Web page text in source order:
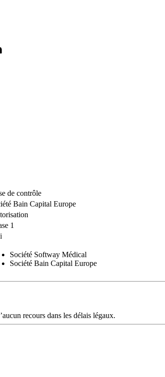
de contrôle
Bain Capital Europe
1
Société Softway Médical
Société Bain Capital Europe
recours dans les délais légaux.